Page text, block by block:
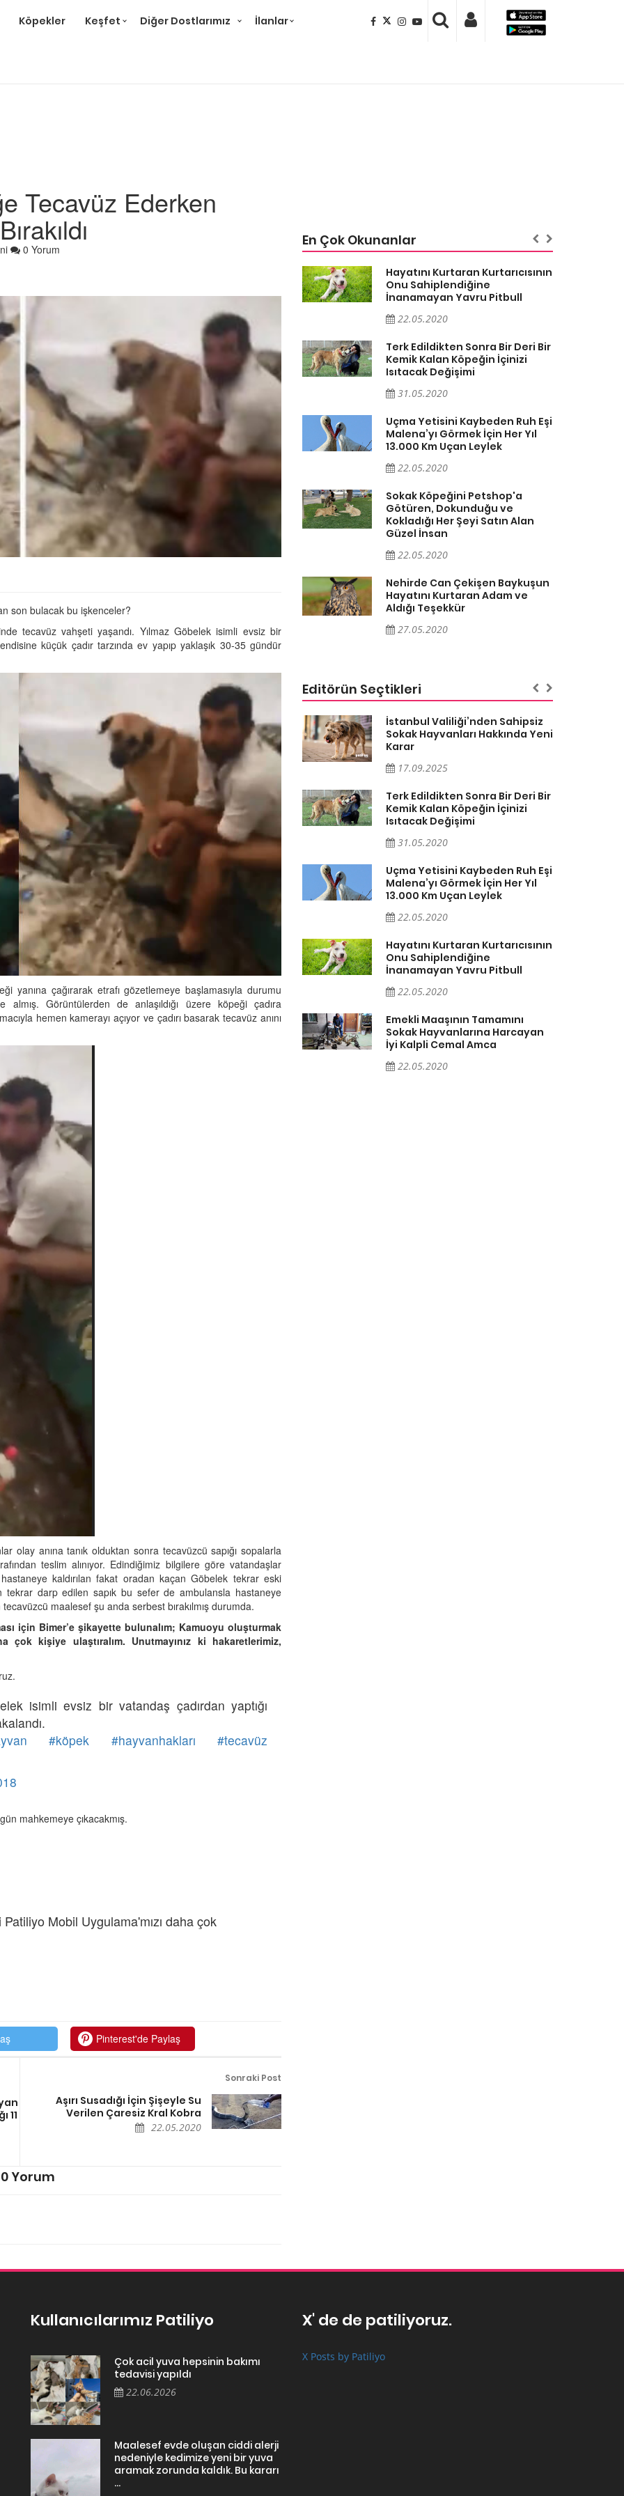
Köpekler Keşfet Diğer Dostlarımız İlanlar
Tecavüz Ederken
0 Yorum
son bulacak bu işkenceler?
tecavüz vahşeti yaşandı. Yılmaz Göbelek isimli evsiz bir
küçük çadır tarzında ev yapıp yaklaşık 30-35 gündür
yanına çağırarak etrafı gözetlemeye başlamasıyla durumu
Görüntülerden de anlaşıldığı üzere köpeği çadıra
hemen kamerayı açıyor ve çadırı basarak tecavüz anını
olay anına tanık olduktan sonra tecavüzcü sapığı sopalarla
teslim alınıyor. Edindiğimiz bilgilere göre vatandaşlar
kaldırılan fakat oradan kaçan Göbelek tekrar eski
tekrar darp edilen sapık bu sefer de ambulansla hastaneye
maalesef şu anda serbest bırakılmış durumda.
için Bimer’e şikayette bulunalım; Kamuoyu oluşturmak
kişiye ulaştıralım. Unutmayınız ki hakaretlerimiz,
isimli evsiz bir vatandaş çadırdan yaptığı
#köpek #hayvanhakları
#tecavüz
mahkemeye çıkacakmış.
Mobil Uygulama'mızı daha çok
Pinterest'de Paylaş
11
Sonraki Post
Aşırı Susadığı İçin Şişeyle Su
Verilen Çaresiz Kral Kobra
22.05.2020
0 Yorum
En Çok Okunanlar
Deri Bir
Ruh Eşi
Yıl
Alan
İnanamayan Yavru Pitbull
Terk Edildikten Sonra Bir Deri Bir
Kemik Kalan Köpeğin İçinizi
Isıtacak Değişimi
Uçma Yetisini Kaybeden Ruh Eşi
Malena’yı Görmek İçin Her Yıl
13.000 Km Uçan Leylek
22.05.2020
Sokak Köpeğini Petshop'a
Götüren, Dokunduğu ve
Kokladığı Her Şeyi Satın Alan
Güzel İnsan
22.05.2020
27.05.2020
Hayatını Kurtaran Kurtarıcısının
Onu Sahiplendiğine
İnanamayan Yavru Pitbull
22.05.2020
Terk Edildikten Sonra Bir Deri Bir
Kemik Kalan Köpeğin İçinizi
Isıtacak Değişimi
31.05.2020
Uçma Yetisini Kaybeden Ruh Eşi
Malena’yı Görmek İçin Her Yıl
13.000 Km Uçan Leylek
22.05.2020
Sokak Köpeğini Petshop'a
Götüren, Dokunduğu ve
Kokladığı Her Şeyi Satın Alan
Güzel İnsan
22.05.2020
Nehirde Can Çekişen Baykuşun
Hayatını Kurtaran Adam ve
Aldığı Teşekkür
27.05.2020
Editörün Seçtikleri
Hayata
Isıtan
Adam
Yavru
İlk
Kanalizasyon İçinde Yaralı
Halde Bulunan Yavru Köpeğin
Hayata Tutunma Hikayesi
Evsiz Adamı Hastane Kapısında
Bekleyen Vefakar Köpekler
22.05.2020
Yakılarak Öldürülmüş Halde
Bulunan Yavru Kedinin Hüzün
Dolu Hikayesi
22.05.2020
Üniversite Öğrencileri Kedi ve
Köpekler İçin Ev Yaptı
22.05.2020
Yazık Çok Yazık: Japonya,
Uğruna 650 Bin Ağaç Kesilen
Sinop Nükleer Santralinden
İstanbul Valiliği’nden Sahipsiz
Sokak Hayvanları Hakkında Yeni
Karar
17.09.2025
Terk Edildikten Sonra Bir Deri Bir
Kemik Kalan Köpeğin İçinizi
Isıtacak Değişimi
31.05.2020
Uçma Yetisini Kaybeden Ruh Eşi
Malena’yı Görmek İçin Her Yıl
13.000 Km Uçan Leylek
22.05.2020
Hayatını Kurtaran Kurtarıcısının
Onu Sahiplendiğine
İnanamayan Yavru Pitbull
22.05.2020
Emekli Maaşının Tamamını
Sokak Hayvanlarına Harcayan
İyi Kalpli Cemal Amca
22.05.2020
Kullanıcılarımız Patiliyo
Çok acil yuva hepsinin bakımı
tedavisi yapıldı
22.06.2026
Maalesef evde oluşan ciddi alerji
nedeniyle kedimize yeni bir yuva
aramak zorunda kaldık. Bu kararı
...
X' de de patiliyoruz.
X Posts by Patiliyo